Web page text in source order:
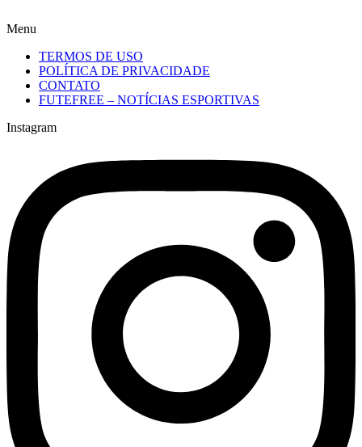
Menu
TERMOS DE USO
POLÍTICA DE PRIVACIDADE
CONTATO
FUTEFREE – NOTÍCIAS ESPORTIVAS
Instagram